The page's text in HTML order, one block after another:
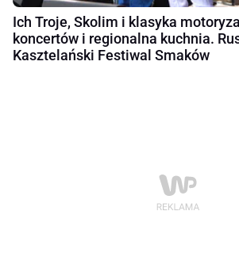
Ich Troje, Skolim i klasyka
koncertów i regionalna kuchnia.
Kasztelański Festiwal Smaków